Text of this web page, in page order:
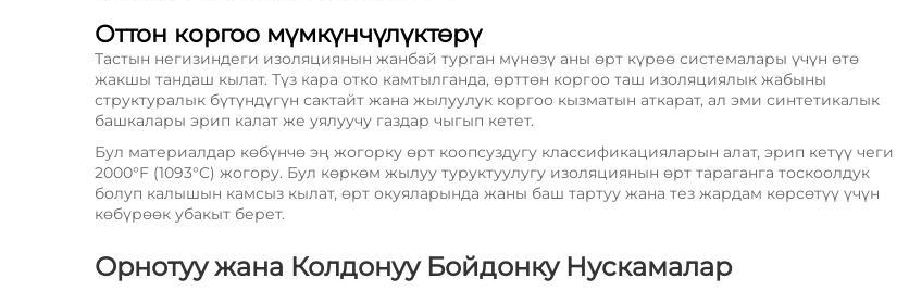
Оттон коргоо мүмкүнчүлүктөрү
Тастын негизиндеги изоляциянын жанбай турган мүнөзү аны өрт күрөө системалары үчүн өтө
жакшы тандаш кылат. Түз кара отко камтылганда, өрттөн коргоо таш изоляциялык жабыны
структуралык бүтүндүгүн сактайт жана жылуулук коргоо кызматын аткарат, ал эми синтетикалык
башкалары эрип калат же уялуучу газдар чыгып кетет.
Бул материалдар көбүнчө эң жогорку өрт коопсуздугу классификацияларын алат, эрип кетүү чеги
2000°F (1093°C) жогору. Бул көркөм жылуу туруктуулугу изоляциянын өрт тараганга тоскоолдук
болуп калышын камсыз кылат, өрт окуяларында жаны баш тартуу жана тез жардам көрсөтүү үчүн
көбүрөөк убакыт берет.
Орнотуу жана Колдонуу Бойдонку Нускамалар